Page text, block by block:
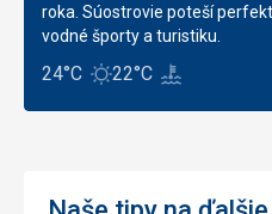
roka. Súostrovie poteší
vodné športy a turistiku.
24°C 22°C